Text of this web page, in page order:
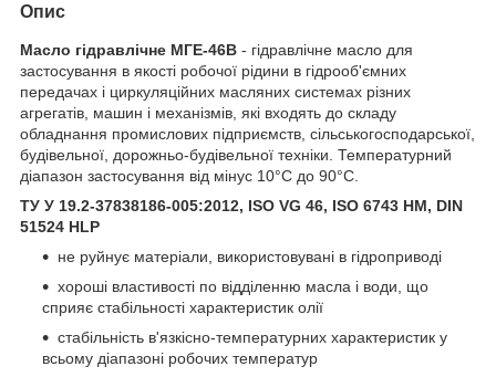
Опис
Масло гідравлічне МГЕ-46В - гідравлічне масло для
застосування в якості робочої рідини в гідрооб'ємних
передачах і циркуляційних масляних системах різних
агрегатів, машин і механізмів, які входять до складу
обладнання промислових підприємств, сільськогосподарської,
будівельної, дорожньо-будівельної техніки. Температурний
діапазон застосування від мінус 10°С до 90°С.
ТУ У 19.2-37838186-005:2012, ISO VG 46, ISO 6743 HM, DIN
51524 HLP
не руйнує матеріали, використовувані в гідроприводі
хороші властивості по відділенню масла і води, що
сприяє стабільності характеристик олії
стабільність в'язкісно-температурних характеристик у
всьому діапазоні робочих температур